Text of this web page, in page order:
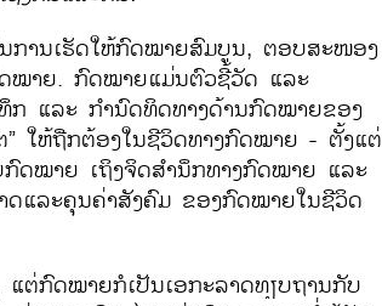
ການ​ເຮັດ​ໃຫ້​ກົດໝາຍສົມບູນ, ຕອບ​ສະໜອງ​
ດໝາຍ. ກົດໝາຍ​ແມ່ນຕົວ​ຊີ້​ວັດ​ ​ແລະ
ແລະ ກຳນົດ​ທິດ​ທາງ​ດ້ານ​ກົດໝາຍ​ຂອງ​
” ​ໃຫ້​ຖືກຕ້ອງ​ໃນ​ຊີວິດ​ທາງ​ກົດໝາຍ - ຕັ້ງ​ແຕ່
ດໝາຍ ​ເຖິງຈິດສຳນຶກ​ທາງ​ກົດໝາຍ ​ແລະ
ແລະຄຸນຄ່າ​ສັງຄົມ​ ຂອງ​ກົດໝາຍ​ໃນ​ຊີວິດ​
ຕ່​ກົດໝາຍກໍ​​ເປັນ​ເອກະລາດ​ທຽບ​ຖານ​ກັບ​